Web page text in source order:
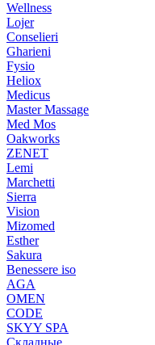
Wellness
Lojer
Conselieri
Gharieni
Fysio
Heliox
Medicus
Master Massage
Med Mos
Oakworks
ZENET
Lemi
Marchetti
Sierra
Vision
Mizomed
Esther
Sakura
Benessere iso
AGA
OMEN
CODE
SKYY SPA